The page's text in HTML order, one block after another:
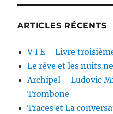
ARTICLES RÉCENTS
V I E – Livre
Le rêve et les nuits
Archipel – Ludovic
Trombone
Traces et La